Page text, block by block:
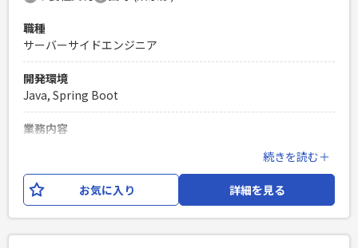
職種
サーバーサイドエンジニア
開発環境
Java, Spring Boot
業務内容
していただきます。 技術的な要望を論点整理しながら、方針
決めをしていただく役割を担っていただきます。 開発チーム
が全部で5チームあり、それぞれのリーダークラスとコミュニ
続きを読む＋
お気に入り 詳細を見る